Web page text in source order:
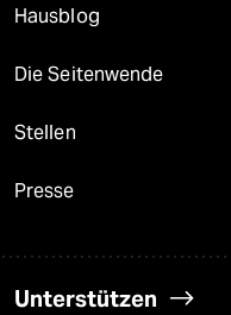
Hausblog
Die Seitenwende
Stellen
Presse
Unterstützen